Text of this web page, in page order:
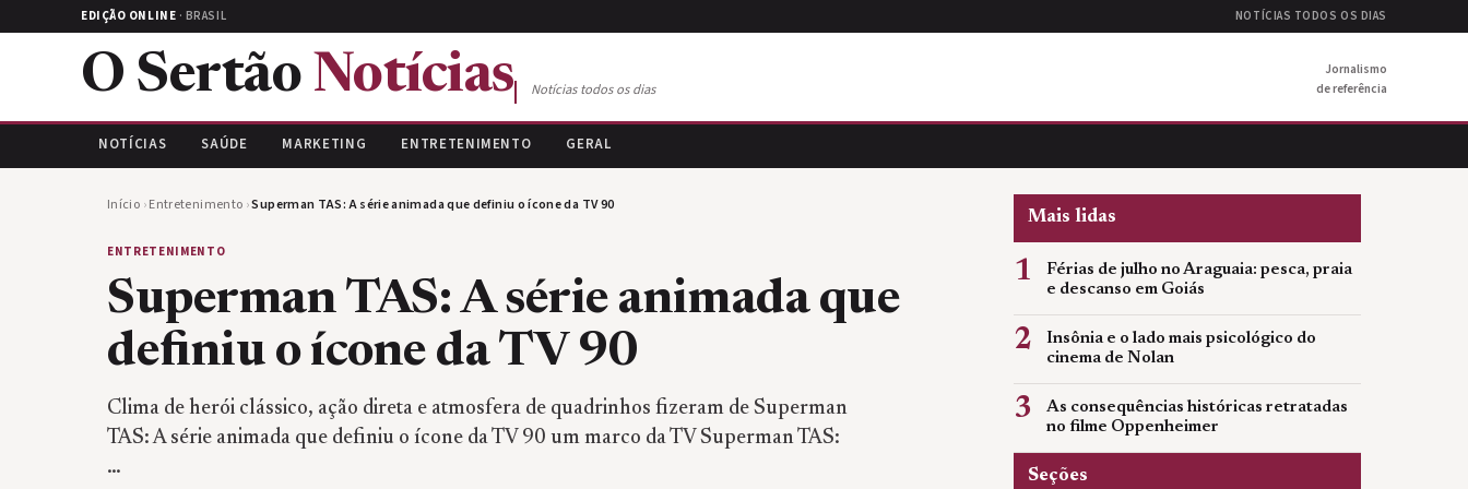
EDIÇÃO ONLINE · BRASIL NOTÍCIAS TODOS OS DIAS
O Sertão Notícias Notícias todos os dias
Jornalismo
de referência
NOTÍCIAS SAÚDE MARKETING ENTRETENIMENTO GERAL
Início ›Entretenimento ›Superman TAS: A série animada que definiu o ícone da TV 90
ENTRETENIMENTO
Superman TAS: A série animada que
definiu o ícone da TV 90
Clima de herói clássico, ação direta e atmosfera de quadrinhos fizeram de Superman
TAS: A série animada que definiu o ícone da TV 90 um marco da TV Superman TAS:
…
Mais lidas
1
Férias de julho no Araguaia: pesca, praia
e descanso em Goiás
2
Insônia e o lado mais psicológico do
cinema de Nolan
3
As consequências históricas retratadas
no filme Oppenheimer
Seções